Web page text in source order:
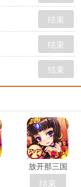
结束
结束
结束
放开那三国
结束